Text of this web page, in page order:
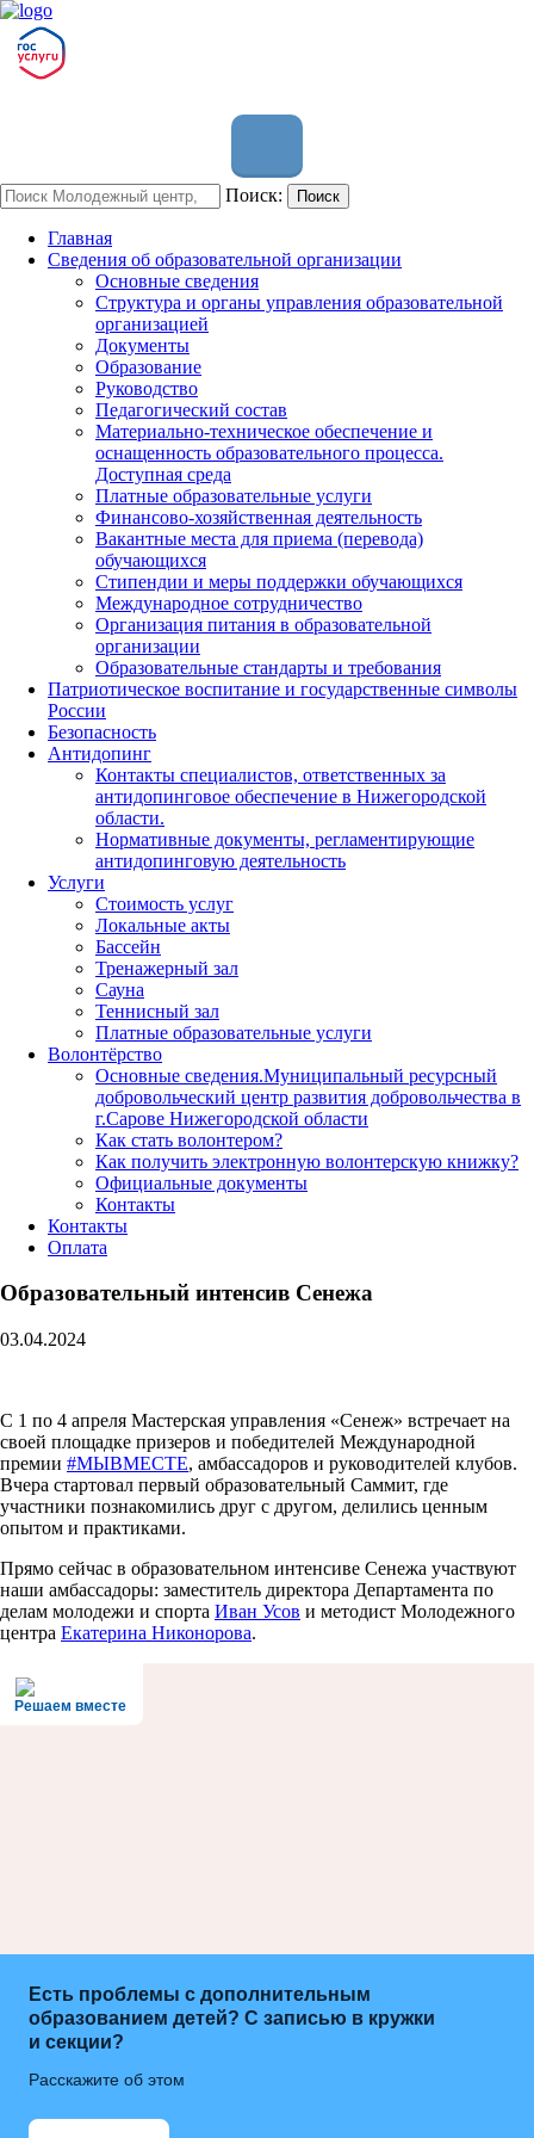
Поиск: Поиск
Главная
Сведения об образовательной организации
Основные сведения
Структура и органы управления образовательной
организацией
Документы
Образование
Руководство
Педагогический состав
Материально-техническое обеспечение и
оснащенность образовательного процесса.
Доступная среда
Платные образовательные услуги
Финансово-хозяйственная деятельность
Вакантные места для приема (перевода)
обучающихся
Стипендии и меры поддержки обучающихся
Международное сотрудничество
Организация питания в образовательной
организации
Образовательные стандарты и требования
Патриотическое воспитание и государственные символы
России
Безопасность
Антидопинг
Контакты специалистов, ответственных за
антидопинговое обеспечение в Нижегородской
области.
Нормативные документы, регламентирующие
антидопинговую деятельность
Услуги
Стоимость услуг
Локальные акты
Бассейн
Тренажерный зал
Сауна
Теннисный зал
Платные образовательные услуги
Волонтёрство
Основные сведения.Муниципальный ресурсный
добровольческий центр развития добровольчества в
г.Сарове Нижегородской области
Как стать волонтером?
Как получить электронную волонтерскую книжку?
Официальные документы
Контакты
Контакты
Оплата
Образовательный интенсив Сенежа
03.04.2024
С 1 по 4 апреля Мастерская управления «Сенеж» встречает на
своей площадке призеров и победителей Международной
премии #МЫВМЕСТЕ, амбассадоров и руководителей клубов.
Вчера стартовал первый образовательный Саммит, где
участники познакомились друг с другом, делились ценным
опытом и практиками.
Прямо сейчас в образовательном интенсиве Сенежа участвуют
наши амбассадоры: заместитель директора Департамента по
делам молодежи и спорта Иван Усов и методист Молодежного
центра Екатерина Никонорова.
Решаем вместе
Есть проблемы с дополнительным
образованием детей? С записью в кружки
и секции?
Расскажите об этом